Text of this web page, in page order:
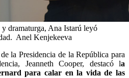
dramaturga, Ana Istarú leyó
Anel Kenjekeeva
la Presidencia de la República para
Jeanneth Cooper, destacó la
para calar en la vida de las